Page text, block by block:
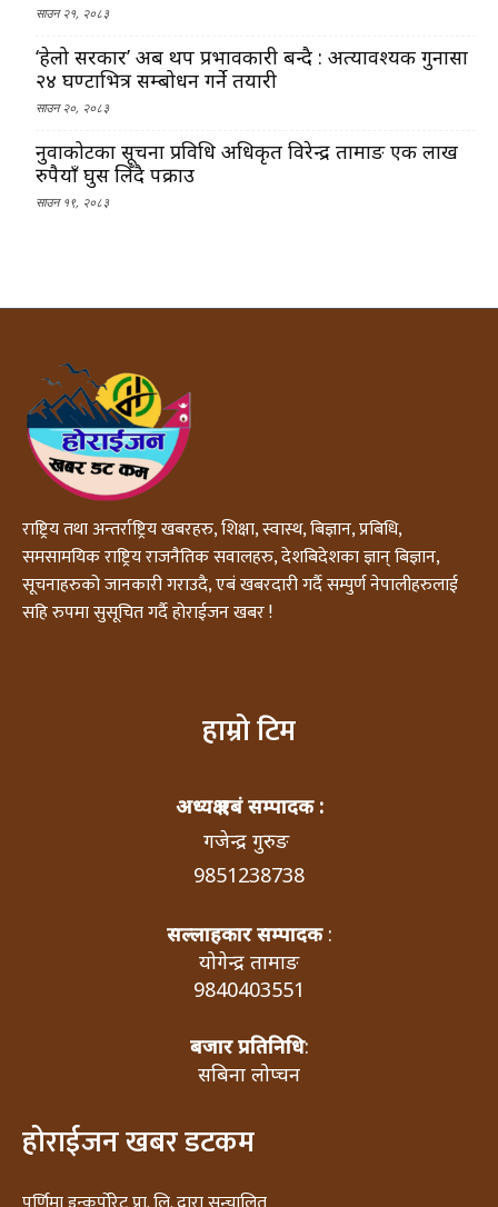
साउन २१, २०८३
‘हेलो सरकार’ अब थप प्रभावकारी बन्दै : अत्यावश्यक गुनासा
२४ घण्टाभित्र सम्बोधन गर्ने तयारी
साउन २०, २०८३
नुवाकोटका सूचना प्रविधि अधिकृत विरेन्द्र तामाङ एक लाख
रुपैयाँ घुस लिँदै पक्राउ
साउन १९, २०८३
राष्ट्रिय तथा अन्तर्राष्ट्रिय खबरहरु, शिक्षा, स्वास्थ, बिज्ञान, प्रबिधि,
समसामयिक राष्ट्रिय राजनैतिक सवालहरु, देशबिदेशका ज्ञान् बिज्ञान,
सूचनाहरुको जानकारी गराउदै, एबं खबरदारी गर्दै सम्पुर्ण नेपालीहरुलाई
सहि रुपमा सुसूचित गर्दै होराईजन खबर !
हाम्रो टिम
अध्यक्ष एबं सम्पादक :
गजेन्द्र गुरुङ
9851238738
सल्लाहकार सम्पादक:
योगेन्द्र तामाङ
9840403551
बजार प्रतिनिधि:
सबिना लोप्चन
होराईजन खबर डटकम